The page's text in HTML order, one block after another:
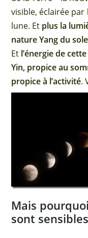
visible, éclairée par
lune. Et plus la
nature Yang du
Et l’énergie de
Yin, propice au
propice à l’activité.
Mais
sont